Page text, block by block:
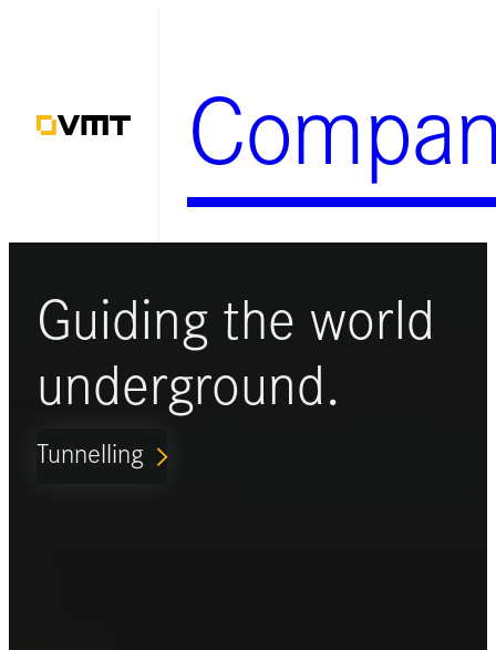
springen
Guiding the world
underground.
Tunnelling ARROW_FORWARD_IOS